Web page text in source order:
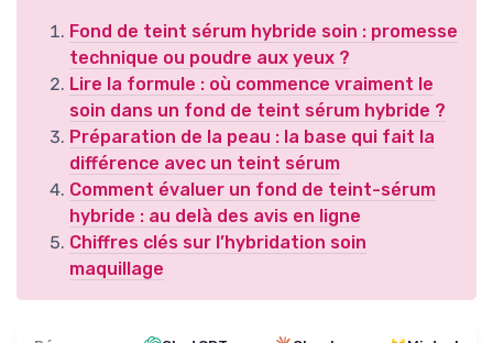
Fond de teint sérum hybride soin : promesse
technique ou poudre aux yeux ?
Lire la formule : où commence vraiment le
soin dans un fond de teint sérum hybride ?
Préparation de la peau : la base qui fait la
différence avec un teint sérum
Comment évaluer un fond de teint-sérum
hybride : au delà des avis en ligne
Chiffres clés sur l’hybridation soin
maquillage